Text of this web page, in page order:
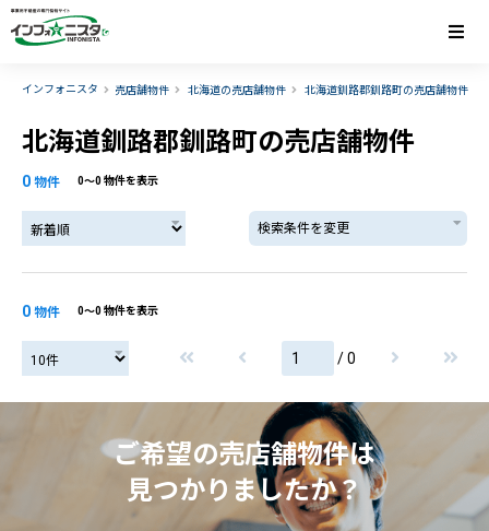
インフォニスタ 売店舗物件 北海道の売店舗物件 北海道釧路郡釧路町の売店舗物件
北海道釧路郡釧路町の売店舗物件
0 物件 0〜0 物件を表示
検索条件を変更
0 物件 0〜0 物件を表示
/ 0
ご希望の売店舗物件は
見つかりましたか？